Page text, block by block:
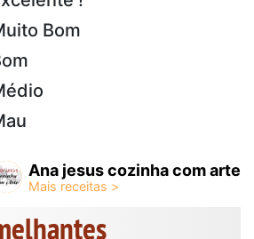
Bom
Ana jesus cozinha com arte